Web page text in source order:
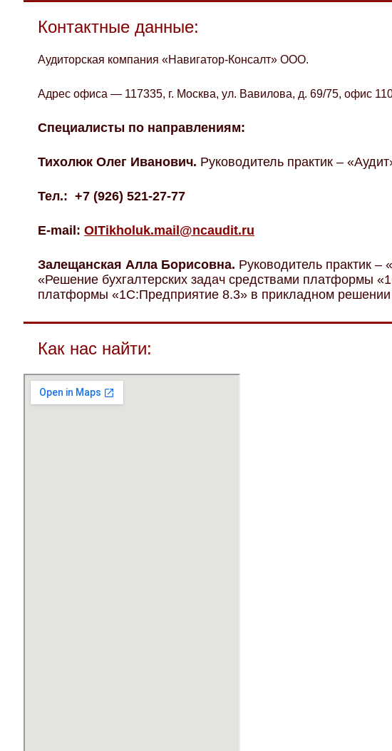
Контактные данные:
Аудиторская компания «Навигатор-Консалт» ООО.
Адрес офиса — 117335, г. Москва, ул. Вавилова, д. 69/75, офис
Специалисты по направлениям:
Тихолюк Олег Иванович. Руководитель практик –
Тел.: +7 (926) 521-27-77
E-mail: OITikholuk.mail@ncaudit.ru
Залещанская Алла Борисовна. Руководитель практик –
«Решение бухгалтерских задач средствами платформы
платформы «1С:Предприятие 8.3» в прикладном решении
Как нас найти: